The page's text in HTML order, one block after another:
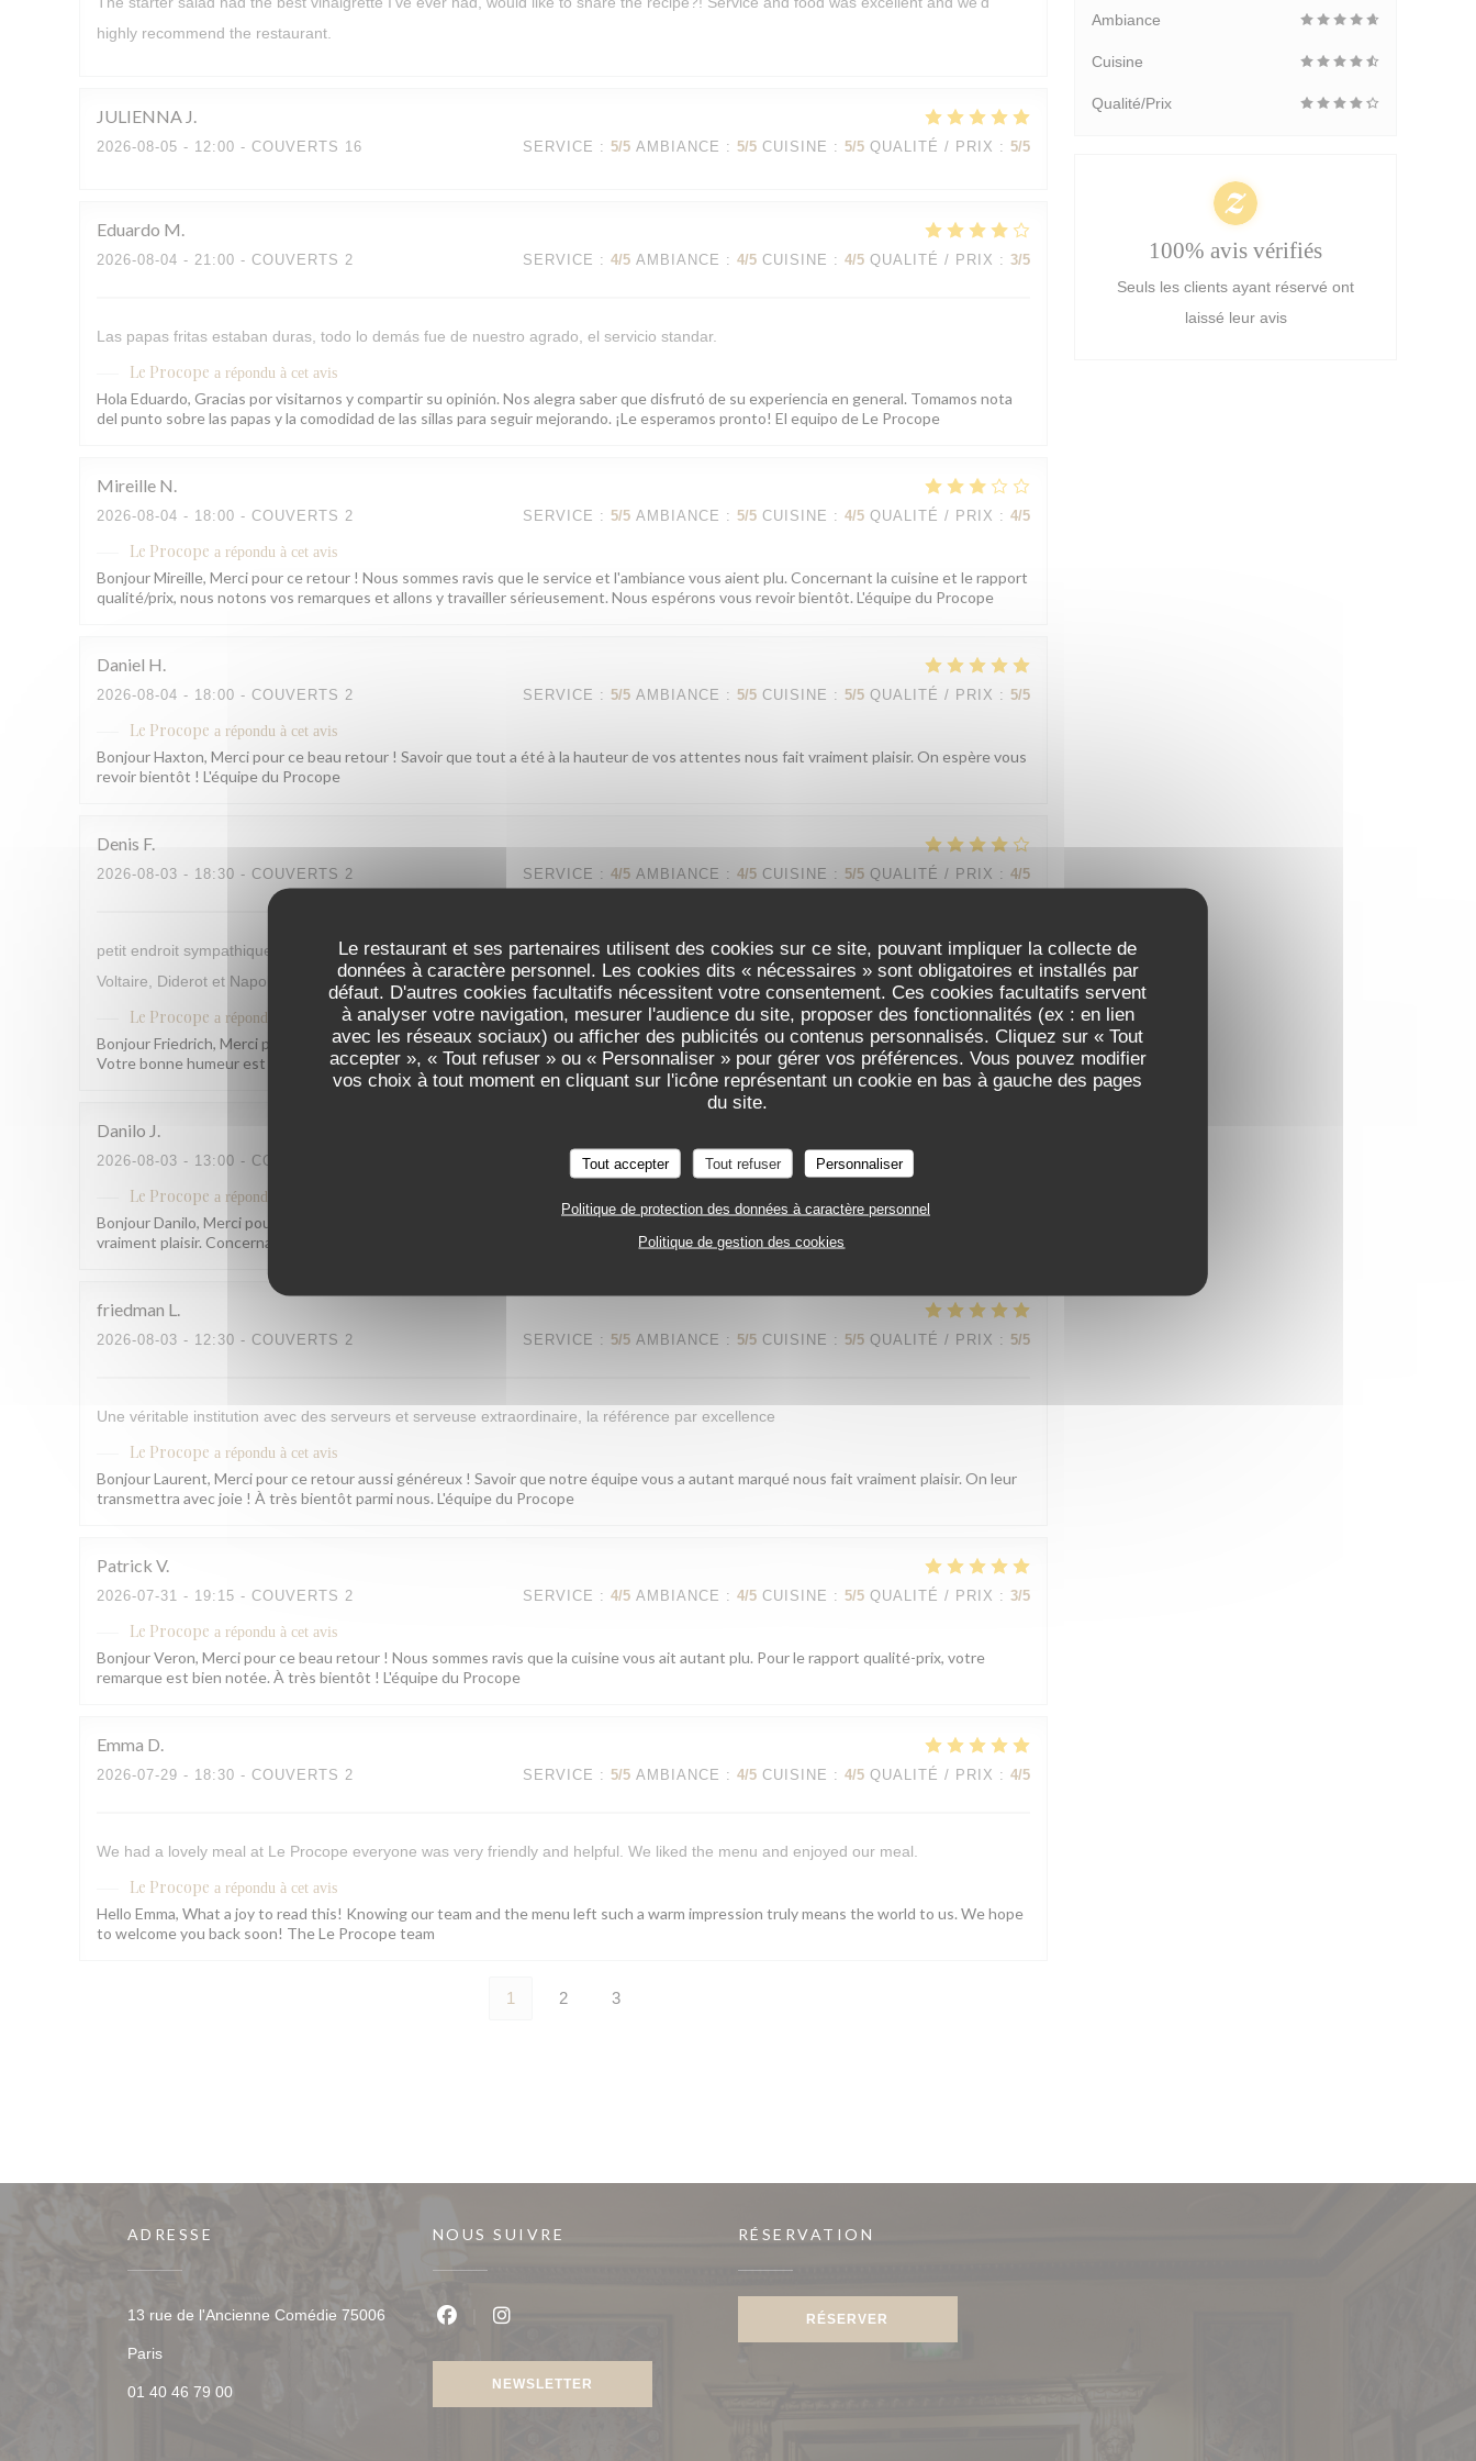
Le restaurant et ses partenaires utilisent des cookies sur ce site, pouvant impliquer la collecte de
données à caractère personnel. Les cookies dits « nécessaires » sont obligatoires et installés par
défaut. D'autres cookies facultatifs nécessitent votre consentement. Ces cookies facultatifs servent
à analyser votre navigation, mesurer l'audience du site, proposer des fonctionnalités (ex : en lien
avec les réseaux sociaux) ou afficher des publicités ou contenus personnalisés. Cliquez sur « Tout
accepter », « Tout refuser » ou « Personnaliser » pour gérer vos préférences. Vous pouvez modifier
vos choix à tout moment en cliquant sur l'icône représentant un cookie en bas à gauche des pages
du site.
Tout accepter Tout refuser Personnaliser
Politique de protection des données à caractère personnel
Politique de gestion des cookies
highly recommend the restaurant.
JULIENNA J
2026-08-05 - 12:00 - COUVERTS 16 SERVICE : 5/5 AMBIANCE : 5/5 CUISINE : 5/5 QUALITÉ / PRIX : 5/5
Eduardo M
2026-08-04 - 21:00 - COUVERTS 2 SERVICE : 4/5 AMBIANCE : 4/5 CUISINE : 4/5 QUALITÉ / PRIX : 3/5
Las papas fritas estaban duras, todo lo demás fue de nuestro agrado, el servicio standar.
Le Procope a répondu à cet avis
Hola Eduardo, Gracias por visitarnos y compartir su opinión. Nos alegra saber que disfrutó de su experiencia en general. Tomamos nota
del punto sobre las papas y la comodidad de las sillas para seguir mejorando. ¡Le esperamos pronto! El equipo de Le Procope
Mireille N
2026-08-04 - 18:00 - COUVERTS 2 SERVICE : 5/5 AMBIANCE : 5/5 CUISINE : 4/5 QUALITÉ / PRIX : 4/5
Le Procope a répondu à cet avis
Bonjour Mireille, Merci pour ce retour ! Nous sommes ravis que le service et l'ambiance vous aient plu. Concernant la cuisine et le rapport
qualité/prix, nous notons vos remarques et allons y travailler sérieusement. Nous espérons vous revoir bientôt. L'équipe du Procope
Daniel H
2026-08-04 - 18:00 - COUVERTS 2 SERVICE : 5/5 AMBIANCE : 5/5 CUISINE : 5/5 QUALITÉ / PRIX : 5/5
Le Procope a répondu à cet avis
Bonjour Haxton, Merci pour ce beau retour ! Savoir que tout a été à la hauteur de vos attentes nous fait vraiment plaisir. On espère vous
revoir bientôt ! L'équipe du Procope
Denis F
2026-08-03 - 18:30 - COUVERTS 2 SERVICE : 4/5 AMBIANCE : 4/5 CUISINE : 5/5 QUALITÉ / PRIX : 4/5
petit endroit sympathique, qui rappelle un peu les temps anciens, mais surtout de très bons plats ; accueil et service chaleureux ;
Voltaire, Diderot et Napoléon s'y rendaient déjà, alors pourquoi pas vous ?
Le Procope a répondu à cet avis
Bonjour Friedrich, Merci pour ce retour qui nous fait vraiment plaisir ! Nous sommes ravis que la joue de bœuf vous ait autant séduit.
Votre bonne humeur est contagieuse ! À très bientôt ! L'équipe du Procope
Danilo J
2026-08-03 - 13:00 - COUVERTS 4 SERVICE: 3/5 AMBIANCE: 5/5 CUISINE: 5/5 QUALITÉ / PRIX
Le Procope a répondu à cet avis
Bonjour Danilo, Merci pour ce beau retour ! Savoir que nos recettes d'antan et l'âme de notre établissement vous ont séduit nous fait
vraiment plaisir. Concernant l'accueil de notre serveuse, nous en prenons bonne note. À très bientôt ! L'équipe du Procope
friedman L
2026-08-03 - 12:30 - COUVERTS 2 SERVICE : 5/5 AMBIANCE : 5/5 CUISINE : 5/5 QUALITÉ / PRIX : 5/5
Une véritable institution avec des serveurs et serveuse extraordinaire, la référence par excellence
Le Procope a répondu à cet avis
Bonjour Laurent, Merci pour ce retour aussi généreux ! Savoir que notre équipe vous a autant marqué nous fait vraiment plaisir. On leur
transmettra avec joie ! À très bientôt parmi nous. L'équipe du Procope
Patrick V
2026-07-31 - 19:15 - COUVERTS 2 SERVICE : 4/5 AMBIANCE : 4/5 CUISINE : 5/5 QUALITÉ / PRIX : 3/5
Le Procope a répondu à cet avis
Bonjour Veron, Merci pour ce beau retour ! Nous sommes ravis que la cuisine vous ait autant plu. Pour le rapport qualité-prix, votre
remarque est bien notée. À très bientôt ! L'équipe du Procope
Emma D
2026-07-29 - 18:30 - COUVERTS 2 SERVICE : 5/5 AMBIANCE : 4/5 CUISINE : 4/5 QUALITÉ / PRIX : 4/5
We had a lovely meal at Le Procope everyone was very friendly and helpful. We liked the menu and enjoyed our meal.
Le Procope a répondu à cet avis
Hello Emma, What a joy to read this! Knowing our team and the menu left such a warm impression truly means the world to us. We hope
to welcome you back soon! The Le Procope team
1 2 3
Ambiance
Cuisine
Qualité/Prix
100% avis vérifiés
Seuls les clients ayant réservé ont
laissé leur avis
ADRESSE
13 rue de l'Ancienne Comédie 75006
Paris((ouvre une nouvelle fenêtre))
01 40 46 79 00
NOUS SUIVRE
NEWSLETTER
RÉSERVATION
RÉSERVER